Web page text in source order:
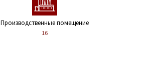
Производственные помещение
16